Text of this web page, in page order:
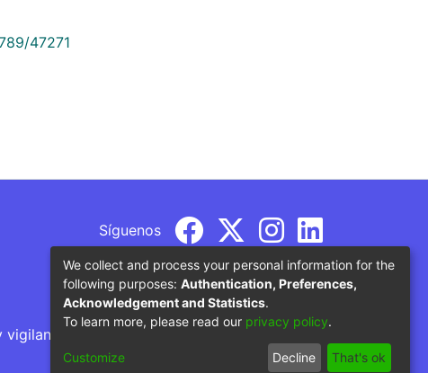
47271
Síguenos
por parte del Ministerio de Educación
We collect and process your personal information for the
following purposes: Authentication, Preferences,
Acknowledgement and Statistics.
To learn more, please read our privacy policy.
Customize Decline That's ok